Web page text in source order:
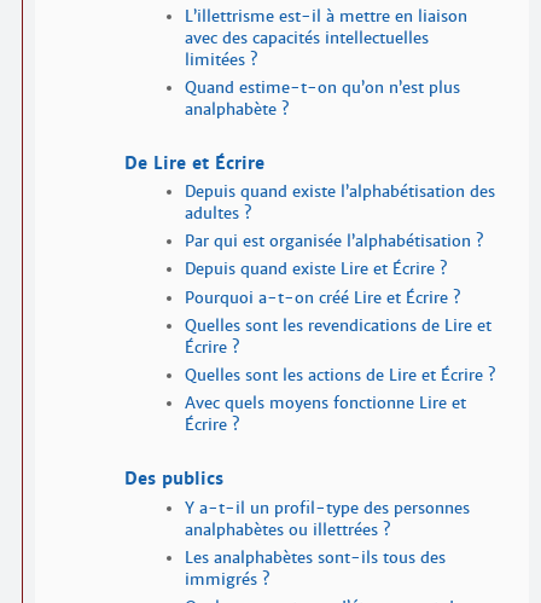
L’illettrisme est-il à mettre en liaison
avec des capacités intellectuelles
limitées ?
Quand estime-t-on qu’on n’est plus
analpha­bète ?
De Lire et Écrire
Depuis quand existe l’alpha­bétisation des
adultes ?
Par qui est organisée l’alpha­bétisation ?
Depuis quand existe Lire et Écrire ?
Pourquoi a-t-on créé Lire et Écrire ?
Quelles sont les revendications de Lire et
Écrire ?
Quelles sont les actions de Lire et Écrire ?
Avec quels moyens fonctionne Lire et
Écrire ?
Des publics
Y a-t-il un profil-type des personnes
analpha­bètes ou illettrées ?
Les analpha­bètes sont-ils tous des
immigrés ?